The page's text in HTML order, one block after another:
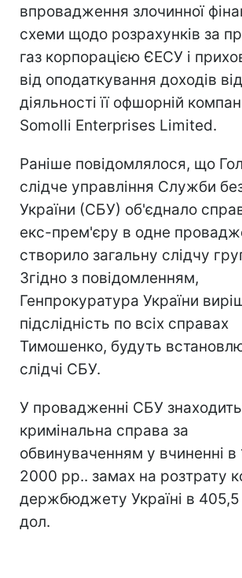
впровадження злочинної
схеми щодо розрахунків за
газ корпорацією ЄЕСУ і
від оподаткування доходів від
діяльності її офшорній
Somolli Enterprises Limited.
Раніше повідомлялося, що
слідче управління Служби
України (СБУ) об'єднало
екс-прем'єру в одне
створило загальну слідчу
Згідно з повідомленням,
Генпрокуратура України
підслідність по всіх справах
Тимошенко, будуть
слідчі СБУ.
У провадженні СБУ
кримінальна справа за
обвинуваченням у вчиненні
2000 рр.. замах на розтрату
держбюджету Україні в
дол.